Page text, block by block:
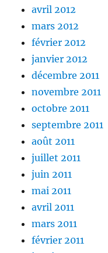
avril 2012
mars 2012
février 2012
janvier 2012
décembre 2011
novembre 2011
octobre 2011
septembre 2011
août 2011
juillet 2011
juin 2011
mai 2011
avril 2011
mars 2011
février 2011